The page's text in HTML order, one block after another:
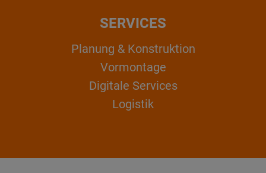
SERVICES
Planung & Konstruktion
Vormontage
Digitale Services
Logistik